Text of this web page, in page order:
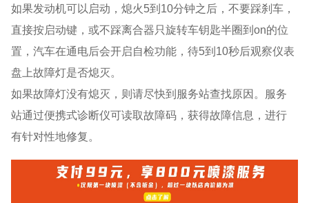
如果发动机可以启动，熄火5到10分钟之后，不要踩刹车，
直接按启动键，或不踩离合器只旋转车钥匙半圈到on的位
置，汽车在通电后会开启自检功能，待5到10秒后观察仪表
盘上故障灯是否熄灭。
如果故障灯没有熄灭，则请尽快到服务站查找原因。服务
站通过便携式诊断仪可读取故障码，获得故障信息，进行
有针对性地修复。